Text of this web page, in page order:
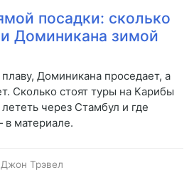
посадки: сколько
Доминикана зимой
Доминикана проседает, а
Сколько стоят туры на Карибы
через Стамбул и где
в материале.
Джон Трэвел